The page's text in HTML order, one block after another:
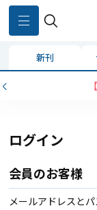
新刊
ログイン
会員のお客様
メールアドレスと